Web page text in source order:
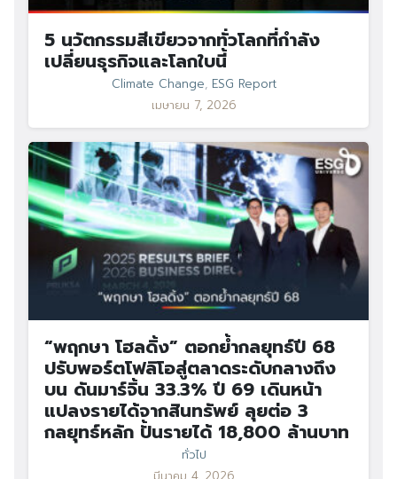
5 นวัตกรรมสีเขียวจากทั่วโลกที่กำลัง
เปลี่ยนธุรกิจและโลกใบนี้
Climate Change, ESG Report
เมษายน 7, 2026
“พฤกษา โฮลดิ้ง” ตอกย้ำกลยุทธ์ปี 68
ปรับพอร์ตโฟลิโอสู่ตลาดระดับกลางถึง
บน ดันมาร์จิ้น 33.3% ปี 69 เดินหน้า
แปลงรายได้จากสินทรัพย์ ลุยต่อ 3
กลยุทธ์หลัก ปั้นรายได้ 18,800 ล้านบาท
ทั่วไป